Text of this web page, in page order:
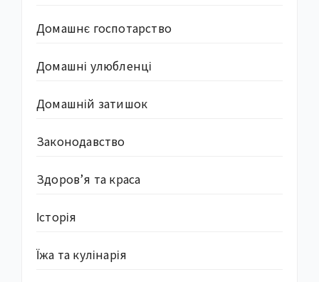
Домашнє госпотарство
Домашні улюбленці
Домашній затишок
Законодавство
Здоров’я та краса
Історія
Їжа та кулінарія